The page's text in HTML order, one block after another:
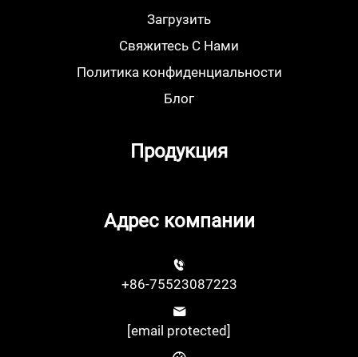
Загрузить
Свяжитесь С Нами
Политика конфиденциальности
Блог
Продукция
Адрес компании
+86-75523087223
[email protected]